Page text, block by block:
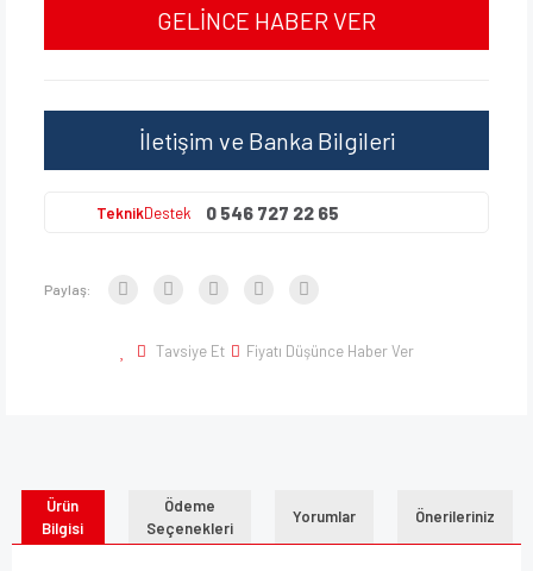
GELİNCE HABER VER
İletişim ve Banka Bilgileri
TeknikDestek 0 546 727 22 65
Paylaş:
Tavsiye Et Fiyatı Düşünce Haber Ver
Ürün
Bilgisi
Ödeme
Seçenekleri
Yorumlar Önerileriniz